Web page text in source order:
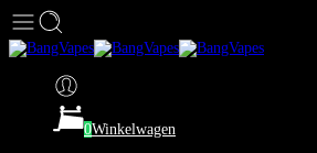
0Winkelwagen